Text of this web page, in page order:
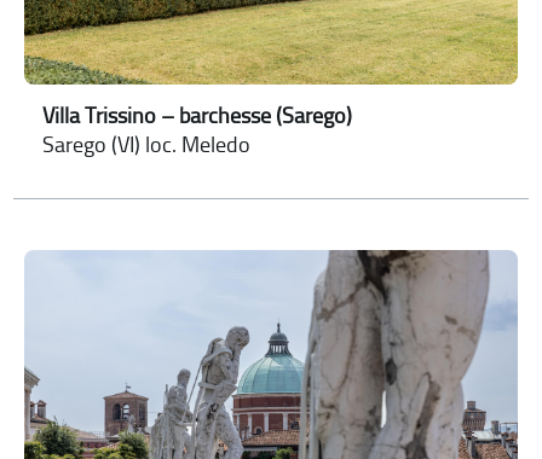
Villa Trissino – barchesse (Sarego)
Sarego (VI) loc. Meledo